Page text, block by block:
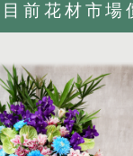
目前花材市